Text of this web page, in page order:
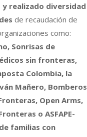
realizado diversidad
de recaudación de
como:
Sonrisas de
sin fronteras,
Colombia, la
Mañero, Bomberos
Open Arms,
o ASFAPE-
familias con